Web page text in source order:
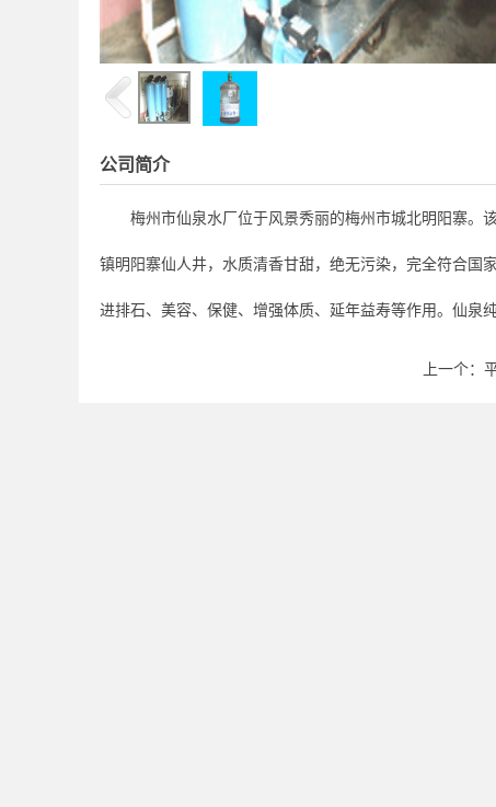
公司简介
梅州市仙泉水厂位于风景秀丽的梅州市城北明阳寨。该
镇明阳寨仙人井，水质清香甘甜，绝无污染，完全符合国
进排石、美容、保健、增强体质、延年益寿等作用。仙泉
上一个：